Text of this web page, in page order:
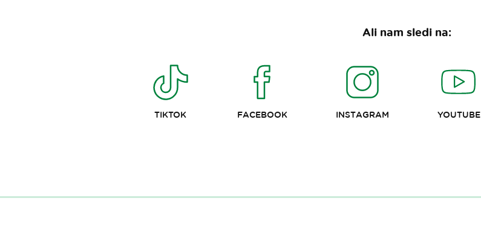
Ali nam sledi na:
TIKTOK FACEBOOK INSTAGRAM YOUTUBE